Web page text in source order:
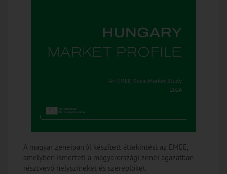
A magyar zeneiparról készített áttekintést az EMEE,
amelyben ismerteti a magyarországi zenei ágazatban
résztvevő helyszíneket és szereplőket.